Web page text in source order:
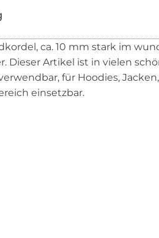
ca. 10 mm stark im
Dieser Artikel ist in vielen
für Hoodies,
einsetzbar.